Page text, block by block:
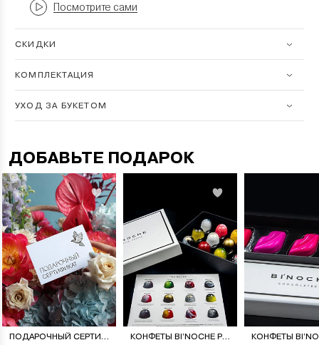
Посмотрите сами
СКИДКИ
КОМПЛЕКТАЦИЯ
УХОД ЗА БУКЕТОМ
ДОБАВЬТЕ ПОДАРОК
ПОДАРОЧНЫЙ СЕРТИФИКАТ НА ЦВЕТОЧНУЮ ПОДПИСКУ КОНФЕТЫ BI’NOCHE PREMIERE